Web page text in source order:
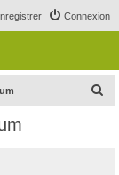
Connexion